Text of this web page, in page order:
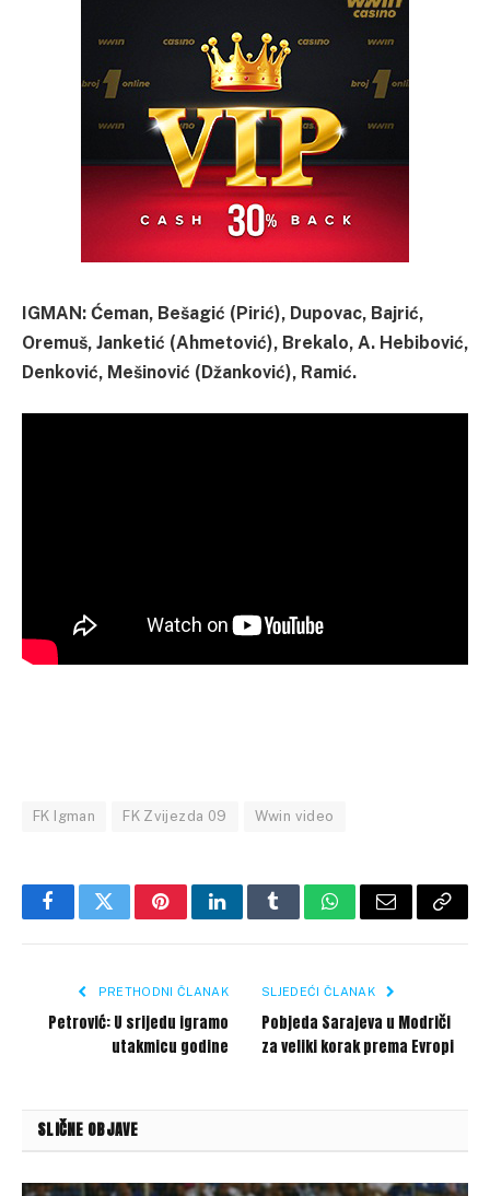
IGMAN: Ćeman, Bešagić (Pirić), Dupovac, Bajrić,
Oremuš, Janketić (Ahmetović), Brekalo, A. Hebibović,
Denković, Mešinović (Džanković), Ramić.
FK Igman FK Zvijezda 09 Wwin video
FacebookTwitterPinterestLinkedInTumblrWhatsApp
Email Copy
PRETHODNI ČLANAK
Petrović: U srijedu igramo
utakmicu godine
SLJEDEĆI ČLANAK
Pobjeda Sarajeva u Modriči
za veliki korak prema Evropi
SLIČNE OBJAVE